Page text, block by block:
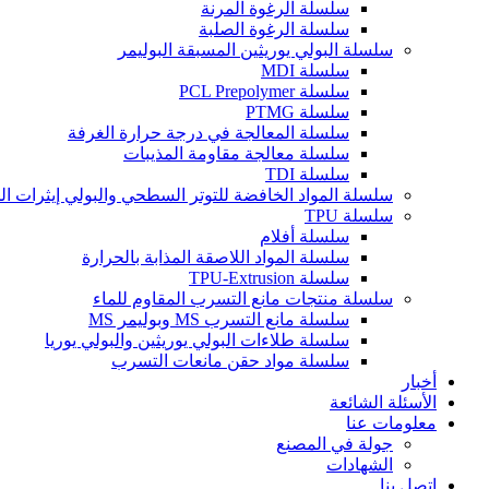
سلسلة الرغوة المرنة
سلسلة الرغوة الصلبة
سلسلة البولي يوريثين المسبقة البوليمر
سلسلة MDI
سلسلة PCL Prepolymer
سلسلة PTMG
سلسلة المعالجة في درجة حرارة الغرفة
سلسلة معالجة مقاومة المذيبات
سلسلة TDI
سلسلة المواد الخافضة للتوتر السطحي والبولي إيثرات
سلسلة TPU
سلسلة أفلام
سلسلة المواد اللاصقة المذابة بالحرارة
سلسلة TPU-Extrusion
سلسلة منتجات مانع التسرب المقاوم للماء
سلسلة مانع التسرب MS وبوليمر MS
سلسلة طلاءات البولي يوريثين والبولي يوريا
سلسلة مواد حقن مانعات التسرب
أخبار
الأسئلة الشائعة
معلومات عنا
جولة في المصنع
الشهادات
اتصل بنا